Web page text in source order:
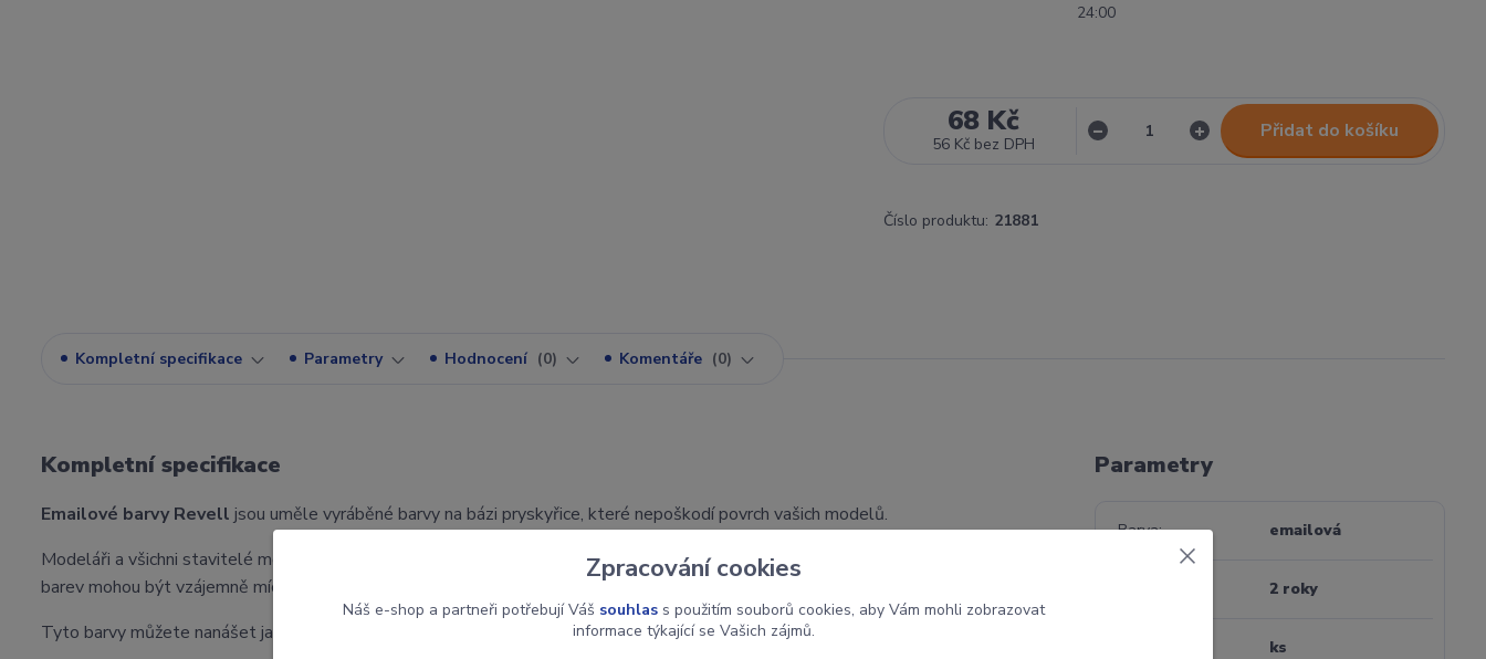
24:00
68 Kč
56 Kč bez DPH
Přidat do košíku
Číslo produktu: 21881
Kompletní specifikace Parametry Hodnocení 0 Komentáře 0
Kompletní specifikace
Emailové barvy Revell jsou uměle vyráběné barvy na bázi pryskyřice, které nepoškodí povrch vašich modelů.
Modeláři a všichni stavitelé modelů jistě ocení, že se barvy dají natírat i na jiné povrchy než jen cín. Všechny odstíny kromě reflexních
barev mohou být vzájemně míchány a ředěny Revell Aqua Color Mix.
Tyto barvy můžete nanášet jak štětcem, tak pomocí jakékoli stříkací pistole, třeba řady Airbrush.
Parametry
Barva emailová
2 roky
ks
Zpracování cookies
Náš e-shop a partneři potřebují Váš souhlass použitím souborů cookies, aby Vám mohli zobrazovat
informace týkající se Vašich zájmů.